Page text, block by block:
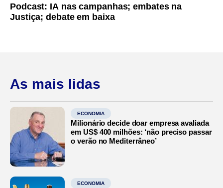
Podcast: IA nas campanhas; embates na
Justiça; debate em baixa
As mais lidas
ECONOMIA
Milionário decide doar empresa avaliada
em US$ 400 milhões: ‘não preciso passar
o verão no Mediterrâneo’
ECONOMIA